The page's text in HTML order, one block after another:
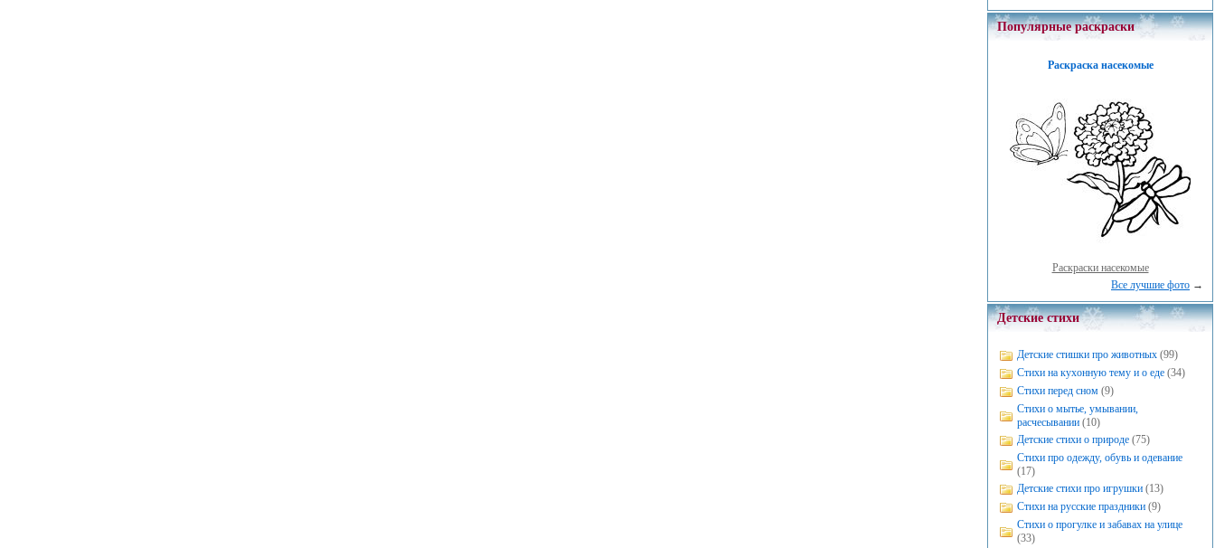
Популярные раскраски
Раскраска насекомые
Раскраски насекомые
Все лучшие фото →
Детские стихи
Детские стишки про животных (99)
Стихи на кухонную тему и о еде (34)
Стихи перед сном (9)
Стихи о мытье, умывании,
расчесывании (10)
Детские стихи о природе (75)
Стихи про одежду, обувь и одевание
(17)
Детские стихи про игрушки (13)
Стихи на русские праздники (9)
Стихи о прогулке и забавах на улице
(33)